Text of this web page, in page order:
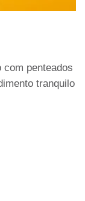
com penteados
tranquilo